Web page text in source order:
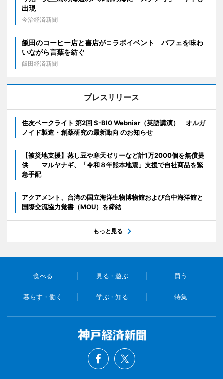
出現
今治経済新聞
飯田のコーヒー店と書店がコラボイベント パフェを味わ
いながら言葉を紡ぐ
飯田経済新聞
プレスリリース
住友ベークライト 第2回 S-BIO Webniar（英語講演） オルガ
ノイド製造・創薬研究の最新動向 のお知らせ
【被災地支援】蒸し豆や寒天ゼリーなど計1万2000個を無償提
供 マルヤナギ、「令和８年熊本地震」支援で自社商品を緊
急手配
アクアメント、台湾の国立海洋生物博物館および台中海洋館と
国際交流協力覚書（MOU）を締結
もっと見る
食べる 見る・遊ぶ 買う
暮らす・働く 学ぶ・知る 特集